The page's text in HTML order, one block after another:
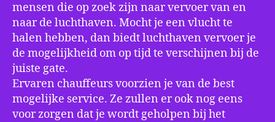
mensen die op zoek zijn naar vervoer van en
naar de luchthaven. Mocht je een vlucht te
halen hebben, dan biedt luchthaven vervoer je
de mogelijkheid om op tijd te verschijnen bij de
juiste gate.
Ervaren chauffeurs voorzien je van de best
mogelijke service. Ze zullen er ook nog eens
voor zorgen dat je wordt geholpen bij het